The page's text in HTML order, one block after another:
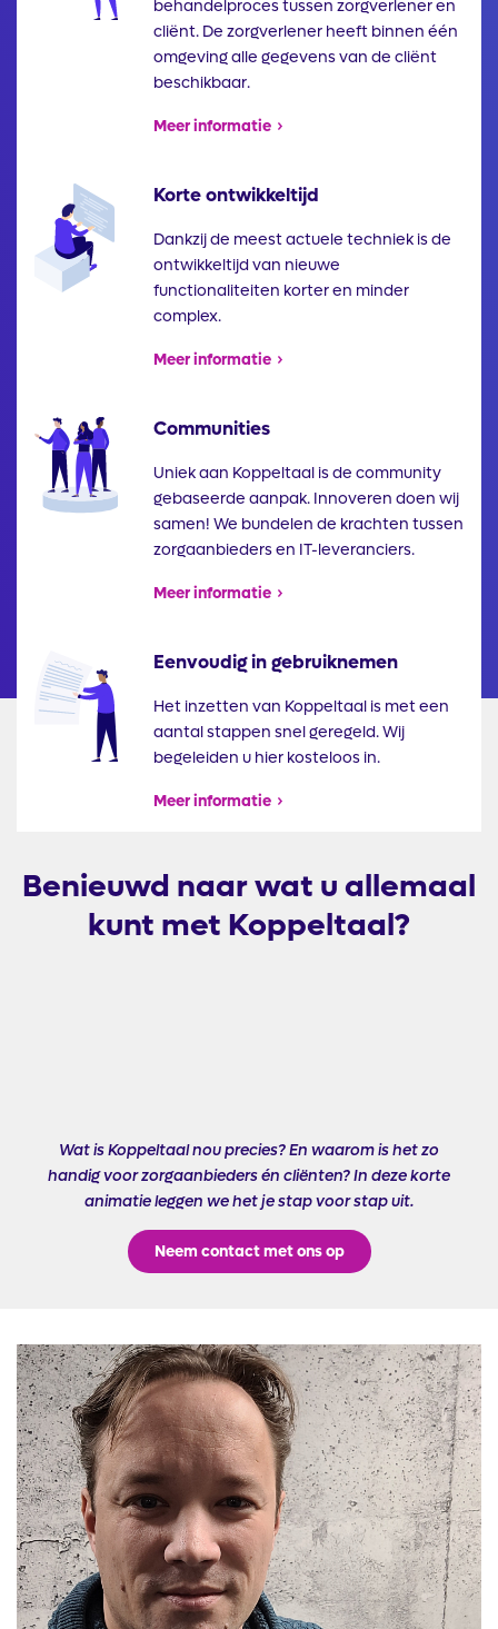
behandelproces tussen zorgverlener en
cliënt. De zorgverlener heeft binnen één
omgeving alle gegevens van de cliënt
beschikbaar.
Meer informatie
Illustratie Korte ontwikkeltijd
Dankzij de meest actuele techniek is de
ontwikkeltijd van nieuwe
functionaliteiten korter en minder
complex.
Meer informatie
Illustratie Communities
Uniek aan Koppeltaal is de community
gebaseerde aanpak. Innoveren doen wij
samen! We bundelen de krachten tussen
zorgaanbieders en IT-leveranciers.
Meer informatie
Illustratie Eenvoudig in gebruiknemen
Het inzetten van Koppeltaal is met een
aantal stappen snel geregeld. Wij
begeleiden u hier kosteloos in.
Meer informatie
Benieuwd naar wat u allemaal
kunt met Koppeltaal?
Wat is Koppeltaal nou precies? En waarom is het zo
handig voor zorgaanbieders én cliënten? In deze korte
animatie leggen we het je stap voor stap uit.
Neem contact met ons op